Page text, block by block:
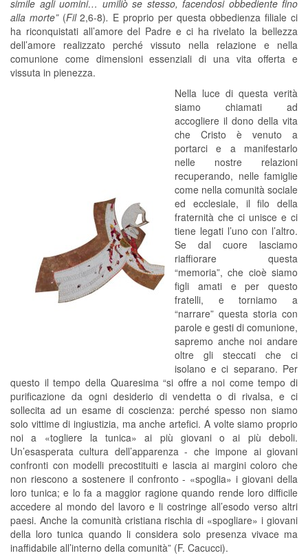
simile agli uomini… umiliò se stesso, facendosi obbediente fino
alla morte” (Fil2,6-8). E proprio per questa obbedienza filiale ci
ha riconquistati all’amore del Padre e ci ha rivelato la bellezza
dell’amore realizzato perché vissuto nella relazione e nella
comunione come dimensioni essenziali di una vita offerta e
vissuta in pienezza.
Nella luce di questa verità
siamo chiamati ad
accogliere il dono della vita
che Cristo è venuto a
portarci e a manifestarlo
nelle nostre relazioni
recuperando, nelle famiglie
come nella comunità sociale
ed ecclesiale, il filo della
fraternità che ci unisce e ci
tiene legati l’uno con l’altro.
Se dal cuore lasciamo
riaffiorare questa
“memoria”, che cioè siamo
figli amati e per questo
fratelli, e torniamo a
“narrare” questa storia con
parole e gesti di comunione,
sapremo anche noi andare
oltre gli steccati che ci
isolano e ci separano. Per
questo il tempo della Quaresima “si offre a noi come tempo di
purificazione da ogni desiderio di vendetta o di rivalsa, e ci
sollecita ad un esame di coscienza: perché spesso non siamo
solo vittime di ingiustizia, ma anche artefici. A volte siamo proprio
noi a «togliere la tunica» ai più giovani o ai più deboli.
Un’esasperata cultura dell’apparenza - che impone ai giovani
confronti con modelli precostituiti e lascia ai margini coloro che
non riescono a sostenere il confronto - «spoglia» i giovani della
loro tunica; e lo fa a maggior ragione quando rende loro difficile
accedere al mondo del lavoro e li costringe all’esodo verso altri
paesi. Anche la comunità cristiana rischia di «spogliare» i giovani
della loro tunica quando li considera solo presenza vivace ma
inaffidabile all’interno della comunità” (F. Cacucci).